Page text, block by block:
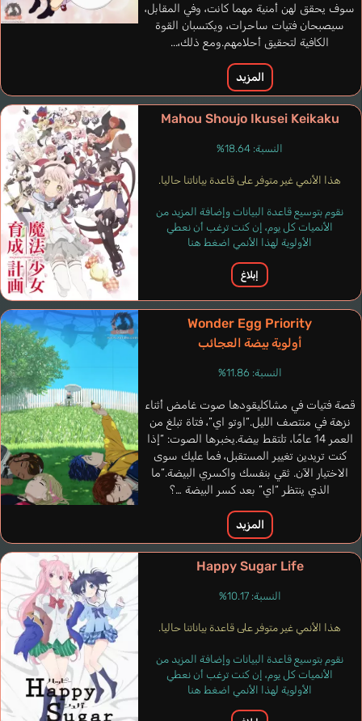
ألماني
Asagiri Kaname
Okamoto Nobuhiko
سوف يحقق لهن أمنية مهما كانت، وفي المقابل،
سيصبحان فتيات ساحرات، ويكتسبان القوة
الكافية لتحقيق أحلامهم.ومع ذلك،...
المزيد
Mahou Shoujo Ikusei Keikaku
النسبة: 18.64%
هذا الأنمي غير متوفر على قاعدة بياناتنا حاليا.
نقوم بتوسيع قاعدة البيانات وإضافة المزيد من
الأنميات كل يوم، إن كنت ترغب أن نعطي
الأولوية لهذا الأنمي اضغط هنا
إبلاغ
Wonder Egg Priority
أولوية بيضة العجائب
النسبة: 11.86%
قصة فتيات في مشاكليقودها صوت غامض أثناء
نزهة في منتصف الليل.“اوتو اي”، فتاة تبلغ من
العمر 14 عامًا، تلتقط بيضة.يخبرها الصوت: “إذا
كنت تريدين تغيير المستقبل، فما عليك سوى
الاختيار الآن. ثقي بنفسك واكسري البيضة.”ما
الذي ينتظر “اي” بعد كسر البيضة …؟
المزيد
Happy Sugar Life
النسبة: 10.17%
هذا الأنمي غير متوفر على قاعدة بياناتنا حاليا.
نقوم بتوسيع قاعدة البيانات وإضافة المزيد من
الأنميات كل يوم، إن كنت ترغب أن نعطي
الأولوية لهذا الأنمي اضغط هنا